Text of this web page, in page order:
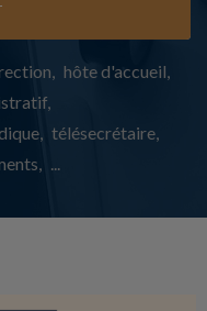
hôte d'accueil
télésecrétaire
...